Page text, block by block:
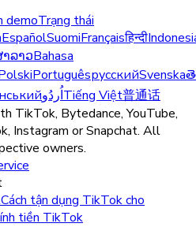
demoTrạng thái
EspañolSuomiFrançaisहिन्दी
ລາວBahasa
PortuguêsрусскийSvenska
اُردُوTiếng Việt普通话
TikTok, Bytedance, YouTube,
Instagram or Snapchat. All
owners.
Cách tận dụng TikTok cho
tiền TikTok